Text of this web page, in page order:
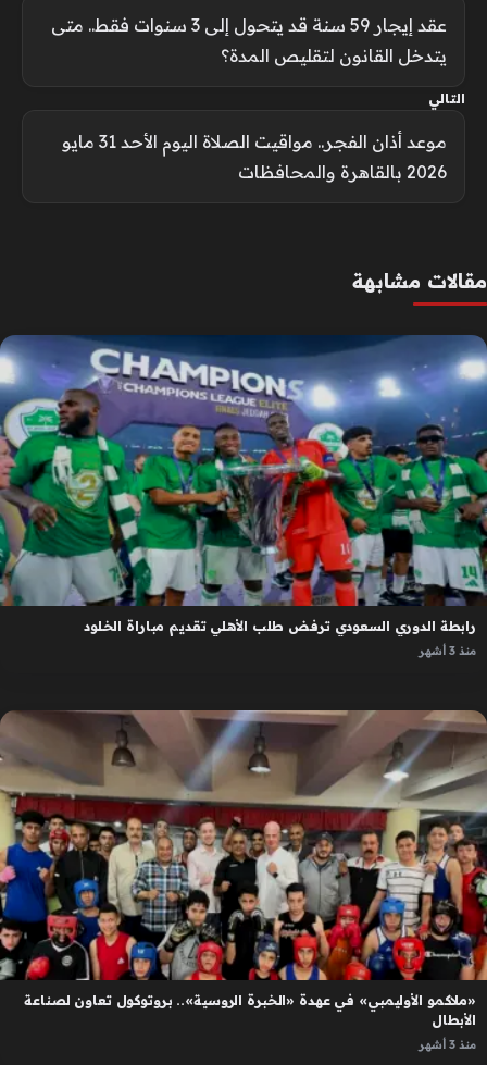
عقد إيجار 59 سنة قد يتحول إلى 3 سنوات فقط.. متى
يتدخل القانون لتقليص المدة؟
التالي
موعد أذان الفجر.. مواقيت الصلاة اليوم الأحد 31 مايو
2026 بالقاهرة والمحافظات
مقالات مشابهة
رابطة الدوري السعودي ترفض طلب الأهلي تقديم مباراة الخلود
منذ 3 أشهر
«ملاكمو الأوليمبي» في عهدة «الخبرة الروسية».. بروتوكول تعاون لصناعة
الأبطال
منذ 3 أشهر